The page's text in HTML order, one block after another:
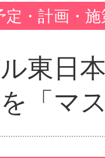
定・計画・
東日
「マ